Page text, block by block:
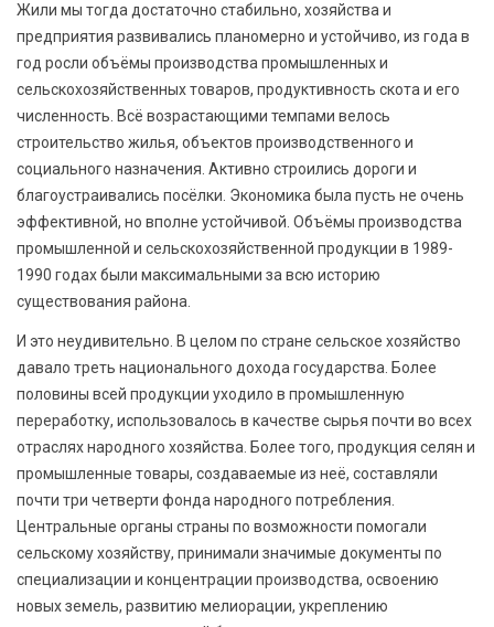
Жили мы тогда достаточно стабильно, хозяйства и
предприятия развивались планомерно и устойчиво, из года в
год росли объёмы производства промышленных и
сельскохозяйственных товаров, продуктивность скота и его
численность. Всё возрастающими темпами велось
строительство жилья, объектов производственного и
социального назначения. Активно строились дороги и
благоустраивались посёлки. Экономика была пусть не очень
эффективной, но вполне устойчивой. Объёмы производства
промышленной и сельскохозяйственной продукции в 1989-
1990 годах были максимальными за всю историю
существования района.
И это неудивительно. В целом по стране сельское хозяйство
давало треть национального дохода государства. Более
половины всей продукции уходило в промышленную
переработку, использовалось в качестве сырья почти во всех
отраслях народного хозяйства. Более того, продукция селян и
промышленные товары, создаваемые из неё, составляли
почти три четверти фонда народного потребления.
Центральные органы страны по возможности помогали
сельскому хозяйству, принимали значимые документы по
специализации и концентрации производства, освоению
новых земель, развитию мелиорации, укреплению